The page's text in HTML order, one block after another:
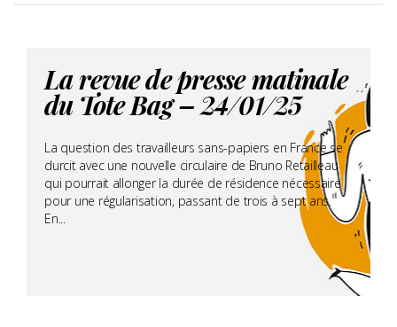
La revue de presse matinale
du Tote Bag – 24/01/25
La question des travailleurs sans-papiers en France se
durcit avec une nouvelle circulaire de Bruno Retailleau
qui pourrait allonger la durée de résidence nécessaire
pour une régularisation, passant de trois à sept ans.
En...